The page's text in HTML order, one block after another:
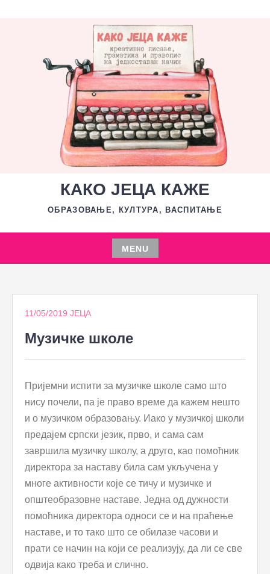
КАКО ЈЕЦА КАЖЕ
ОБРАЗОВАЊЕ, КУЛТУРА, ВАСПИТАЊЕ
MENU
Skip
content
11/05/2019 ЈЕЦА
Музичке школе
Пријемни испити за музичке школе само што
нису почели, па је право време да кажем нешто
и о музичком образовању. Иако у музичкој школи
предајем српски језик, прво, и сама сам
завршила музичку школу, а друго, као помоћник
директора за наставу била сам укључена у
многе активности које се тичу и музичке и
општеобразовне наставе. Једна од дужности
помоћника директора односи се и на праћење
наставе, и то тако што се обилазе часови и
прати се начин на који се реализују, да ли се све
одвија како треба и слично.